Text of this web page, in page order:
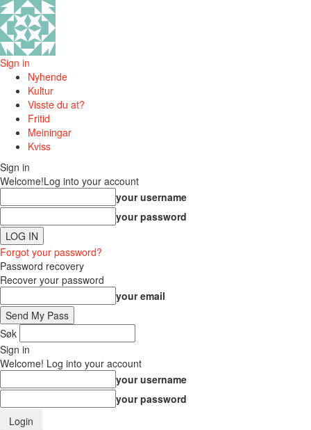
Sign in
Nyhende
Kultur
Visste du at?
Fritid
Meiningar
Kviss
Sign in
Welcome!Log into your account
your username
your password
Forgot your password?
Password recovery
Recover your password
your email
Søk
Sign in
Welcome! Log into your account
your username
your password